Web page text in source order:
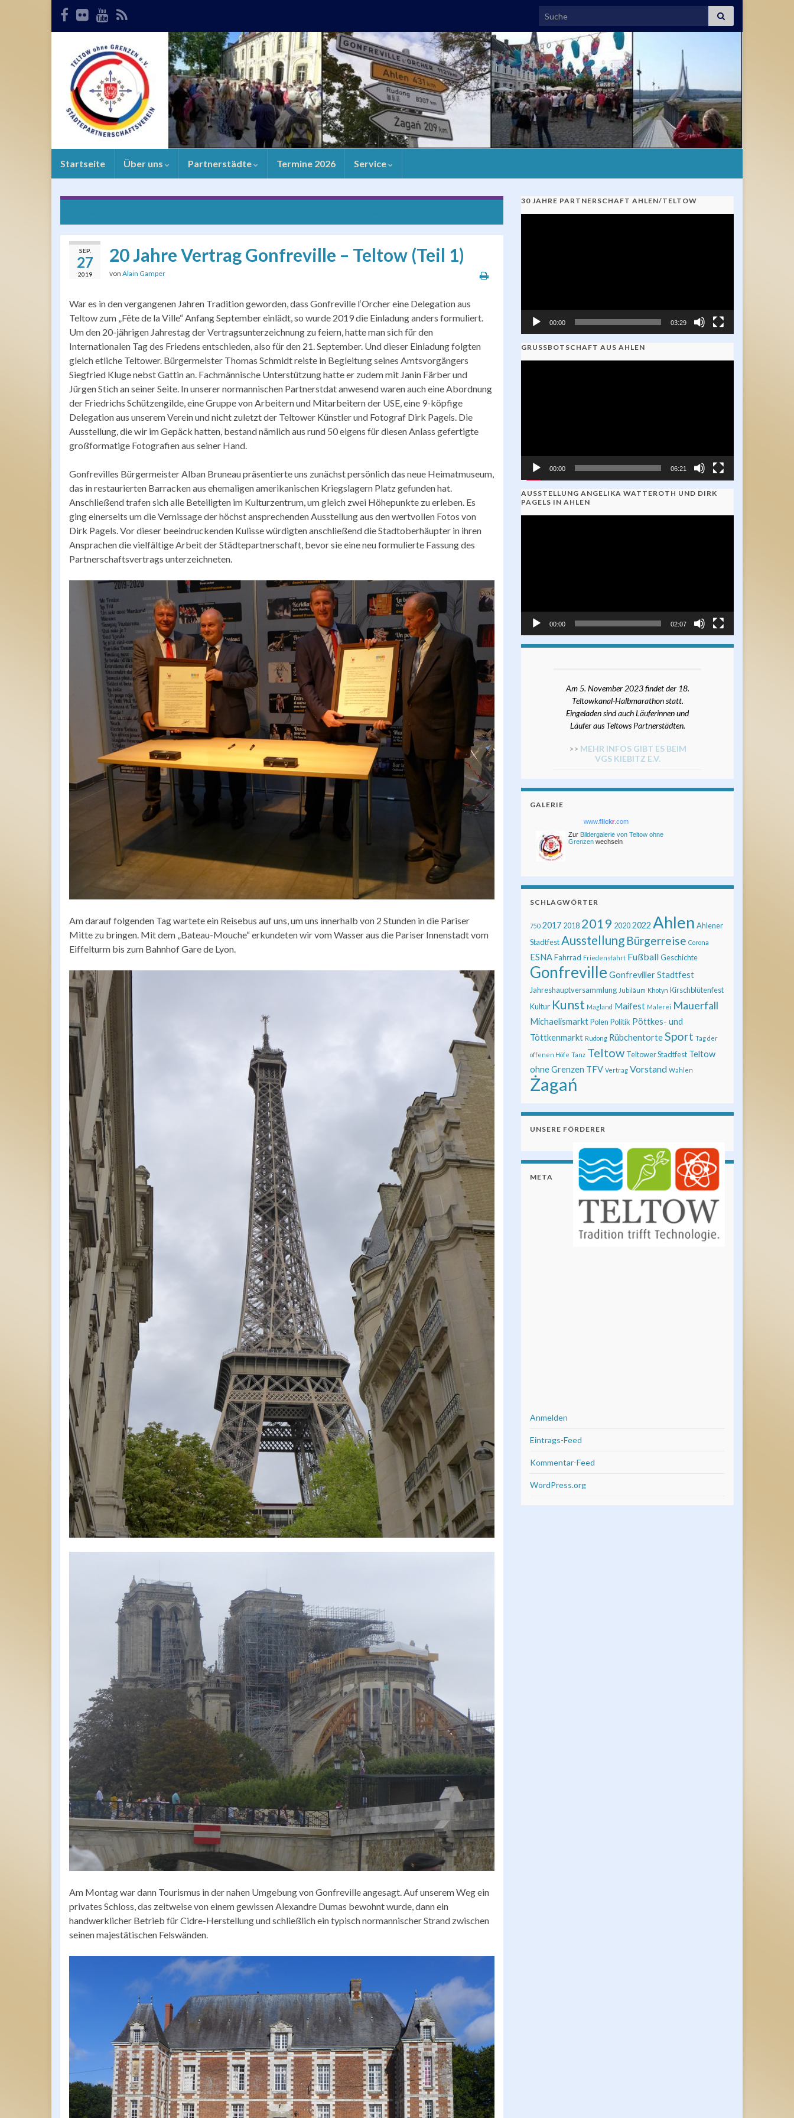
Search for:
Startseite Über uns Partnerstädte Termine 2026 Service
SEP.
27
2019
20 Jahre Vertrag Gonfreville – Teltow (Teil 1)
von Alain Gamper
War es in den vergangenen Jahren Tradition geworden, dass Gonfreville l‘Orcher eine Delegation aus
Teltow zum „Fête de la Ville“ Anfang September einlädt, so wurde 2019 die Einladung anders formuliert.
Um den 20-jährigen Jahrestag der Vertragsunterzeichnung zu feiern, hatte man sich für den
Internationalen Tag des Friedens entschieden, also für den 21. September. Und dieser Einladung folgten
gleich etliche Teltower. Bürgermeister Thomas Schmidt reiste in Begleitung seines Amtsvorgängers
Siegfried Kluge nebst Gattin an. Fachmännische Unterstützung hatte er zudem mit Janin Färber und
Jürgen Stich an seiner Seite. In unserer normannischen Partnerstdat anwesend waren auch eine Abordnung
der Friedrichs Schützengilde, eine Gruppe von Arbeitern und Mitarbeitern der USE, eine 9-köpfige
Delegation aus unserem Verein und nicht zuletzt der Teltower Künstler und Fotograf Dirk Pagels. Die
Ausstellung, die wir im Gepäck hatten, bestand nämlich aus rund 50 eigens für diesen Anlass gefertigte
großformatige Fotografien aus seiner Hand.
Gonfrevilles Bürgermeister Alban Bruneau präsentierte uns zunächst persönlich das neue Heimatmuseum,
das in restaurierten Barracken aus ehemaligen amerikanischen Kriegslagern Platz gefunden hat.
Anschließend trafen sich alle Beteiligten im Kulturzentrum, um gleich zwei Höhepunkte zu erleben. Es
ging einerseits um die Vernissage der höchst ansprechenden Ausstellung aus den wertvollen Fotos von
Dirk Pagels. Vor dieser beeindruckenden Kulisse würdigten anschließend die Stadtoberhäupter in ihren
Ansprachen die vielfältige Arbeit der Städtepartnerschaft, bevor sie eine neu formulierte Fassung des
Partnerschaftsvertrags unterzeichneten.
Am darauf folgenden Tag wartete ein Reisebus auf uns, um uns innerhalb von 2 Stunden in die Pariser
Mitte zu bringen. Mit dem „Bateau-Mouche“ erkundeten wir vom Wasser aus die Pariser Innenstadt vom
Eiffelturm bis zum Bahnhof Gare de Lyon.
Am Montag war dann Tourismus in der nahen Umgebung von Gonfreville angesagt. Auf unserem Weg ein
privates Schloss, das zeitweise von einem gewissen Alexandre Dumas bewohnt wurde, dann ein
handwerklicher Betrieb für Cidre-Herstellung und schließlich ein typisch normannischer Strand zwischen
seinen majestätischen Felswänden.
30 JAHRE PARTNERSCHAFT AHLEN/TELTOW
00:00 03:29
GRUSSBOTSCHAFT AUS AHLEN
00:00 06:21
AUSSTELLUNG ANGELIKA WATTEROTH UND DIRK
PAGELS IN AHLEN
00:00 02:07
Am 5. November 2023 findet der 18.
Teltowkanal-Halbmarathon statt.
Eingeladen sind auch Läuferinnen und
Läufer aus Teltows Partnerstädten.
>> MEHR INFOS GIBT ES BEIM
VGS KIEBITZ E.V.
GALERIE
www.flickr.com
Zur Bildergalerie von Teltow ohne
Grenzen wechseln
SCHLAGWÖRTER
750 2017 2018 2019 20202022 Ahlen Ahlener
Stadtfest Ausstellung Bürgerreise Corona
ESNAFahrrad Friedensfahrt FußballGeschichte
Gonfreville Gonfreviller Stadtfest
Jahreshauptversammlung Jubiläum Khotyn Kirschblütenfest
Kultur Kunst Magland Maifest Malerei Mauerfall
MichaelismarktPolen Politik Pöttkes- und
Töttkenmarkt Rudong RübchentorteSport Tag der
offenen Höfe Tanz Teltow Teltower Stadtfest Teltow
ohne Grenzen TFV Vertrag Vorstand Wahlen
Żagań
UNSERE FÖRDERER
META
Anmelden
Eintrags-Feed
Kommentar-Feed
WordPress.org